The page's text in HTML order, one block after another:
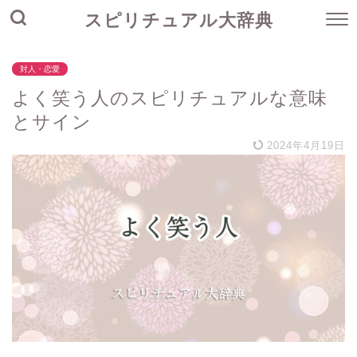
スピリチュアル大辞典
対人・恋愛
よく笑う人のスピリチュアルな意味
とサイン
2024年4月19日